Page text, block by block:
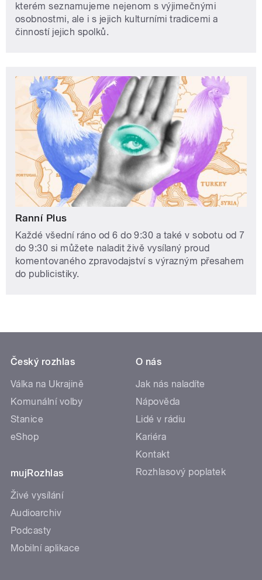
kterém seznamujeme nejenom s výjimečnými
osobnostmi, ale i s jejich kulturními tradicemi a
činností jejich spolků.
Ranní Plus
Každé všední ráno od 6 do 9:30 a také v sobotu od 7
do 9:30 si můžete naladit živě vysílaný proud
komentovaného zpravodajství s výrazným přesahem
do publicistiky.
Český rozhlas
Válka na Ukrajině
Komunální volby
Stanice
eShop
mujRozhlas
Živé vysílání
Audioarchiv
Podcasty
Mobilní aplikace
O nás
Jak nás naladíte
Nápověda
Lidé v rádiu
Kariéra
Kontakt
Rozhlasový poplatek